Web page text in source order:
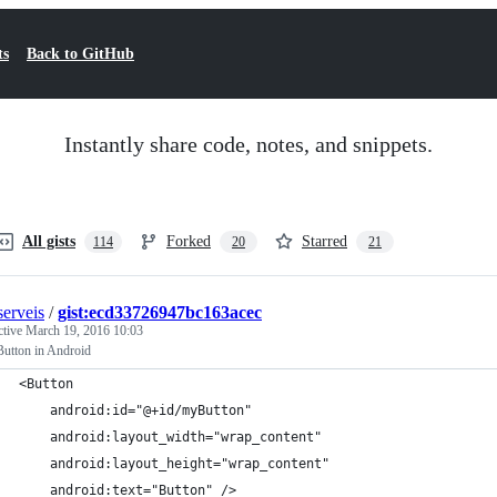
Back to GitHub
Instantly share code, notes, and snippets.
All gists 114 Forked 20 Starred 21
/gist:ecd33726947bc163acec
March 19, 2016 10:03
in Android
<Button
    android:id="@+id/myButton"
    android:layout_width="wrap_content"
    android:layout_height="wrap_content"
    android:text="Button" />